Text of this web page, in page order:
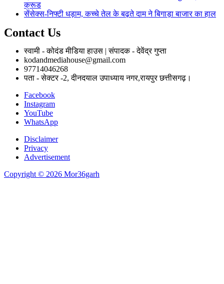
क्रूड
सेंसेक्स-निफ्टी धड़ाम, कच्चे तेल के बढ़ते दाम ने बिगाड़ा बाजार का हाल
Contact Us
स्वामी - कोदंड मीडिया हाउस | संपादक - देवेंद्र गुप्ता
kodandmediahouse@gmail.com
97714046268
पता - सेक्टर -2, दीनदयाल उपाध्याय नगर,रायपुर छत्तीसगढ़।
Facebook
Instagram
YouTube
WhatsApp
Disclaimer
Privacy
Advertisement
Copyright © 2026 Mor36garh